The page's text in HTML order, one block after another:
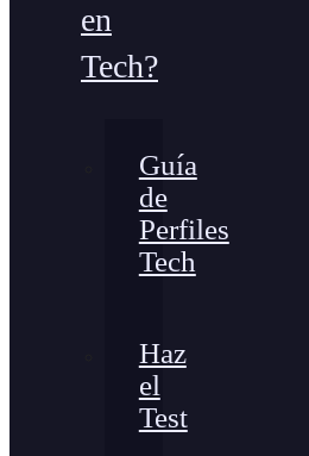
en
Tech?
Guía
de
Perfiles
Tech
Haz
el
Test